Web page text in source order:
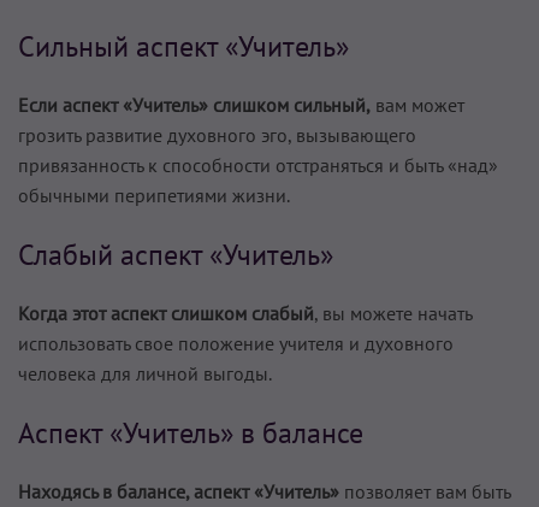
Сильный аспект «Учитель»
Если аспект «Учитель» слишком сильный, вам может
грозить развитие духовного эго, вызывающего
привязанность к способности отстраняться и быть «над»
обычными перипетиями жизни.
Слабый аспект «Учитель»
Когда этот аспект слишком слабый, вы можете начать
использовать свое положение учителя и духовного
человека для личной выгоды.
Аспект «Учитель» в балансе
Находясь в балансе, аспект «Учитель» позволяет вам быть